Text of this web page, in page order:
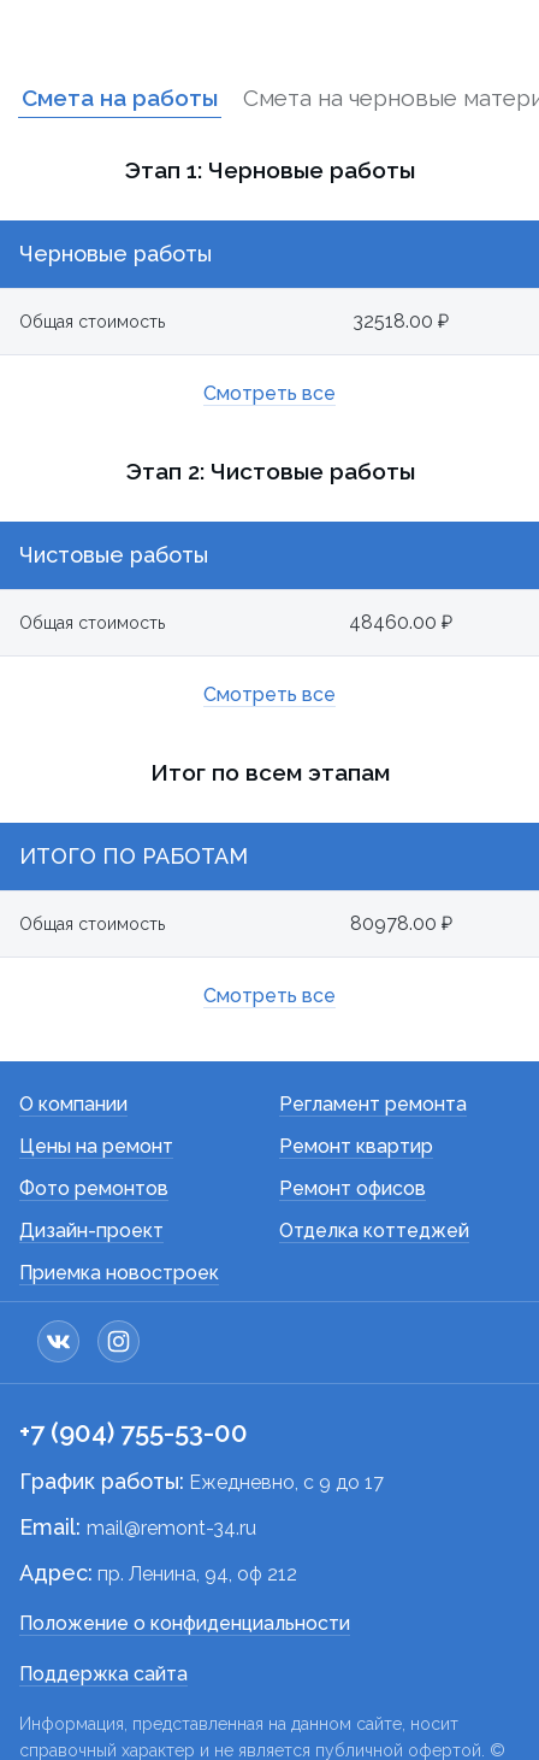
Смета на работы Смета на черновые
Этап 1: Черновые работы
Черновые работы
Общая стоимость 32518.00 ₽
Смотреть все
Этап 2: Чистовые работы
Чистовые работы
Общая стоимость 48460.00 ₽
Смотреть все
Итог по всем этапам
ИТОГО ПО РАБОТАМ
Общая стоимость 80978.00 ₽
Смотреть все
О компании
Цены на ремонт
Фото ремонтов
Дизайн-проект
Приемка новостроек
Регламент ремонта
Ремонт квартир
Ремонт офисов
Отделка коттеджей
+7 (904) 755-53-00
График работы: Ежедневно, c 9 до 17
Email: mail@remont-34.ru
Адрес: пр. Ленина, 94, оф 212
Положение о конфиденциальности
Поддержка сайта
Информация, представленная на данном сайте, носит
справочный характер и не является публичной офертой. ©